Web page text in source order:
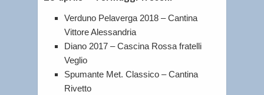
Verduno Pelaverga 2018 – Cantina
Vittore Alessandria
Diano 2017 – Cascina Rossa fratelli
Veglio
Spumante Met. Classico – Cantina
Rivetto